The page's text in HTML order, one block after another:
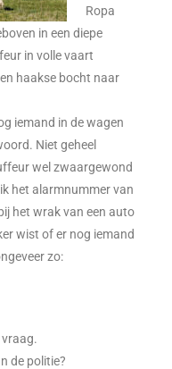
Ropa
in een diepe
in volle vaart
haakse bocht naar
iemand in de wagen
Niet geheel
wel zwaargewond
het alarmnummer van
het wrak van een auto
wist of er nog iemand
zo:
de politie?